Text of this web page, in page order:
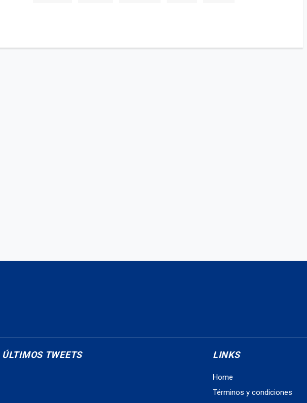
ÚLTIMOS TWEETS LINKS
Home
Términos y condiciones